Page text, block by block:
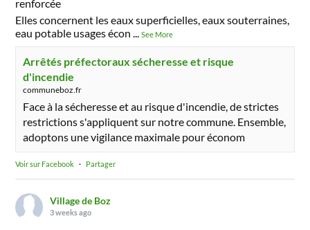
renforcée
Elles concernent les eaux superficielles, eaux souterraines,
eau potable usages écon ...See More
Arrêtés préfectoraux sécheresse et risque
d'incendie
communeboz.fr
Face à la sécheresse et au risque d'incendie, de strictes
restrictions s'appliquent sur notre commune. Ensemble,
adoptons une vigilance maximale pour économ
Voir sur Facebook · Partager
Village de Boz
3 weeks ago